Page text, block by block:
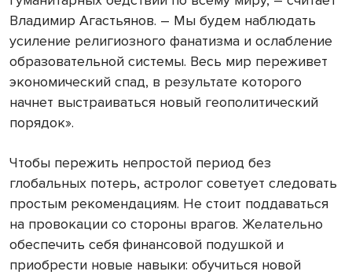
Владимир Агастьянов. – Мы будем наблюдать
усиление религиозного фанатизма и ослабление
образовательной системы. Весь мир переживет
экономический спад, в результате которого
начнет выстраиваться новый геополитический
порядок».
Чтобы пережить непростой период без
глобальных потерь, астролог советует следовать
простым рекомендациям. Не стоит поддаваться
на провокации со стороны врагов. Желательно
обеспечить себя финансовой подушкой и
приобрести новые навыки: обучиться новой